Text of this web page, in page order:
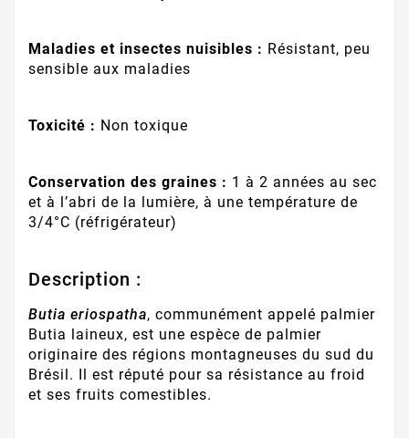
Maladies et insectes nuisibles : Résistant, peu
sensible aux maladies
Toxicité : Non toxique
Conservation des graines : 1 à 2 années au sec
et à l’abri de la lumière, à une température de
3/4°C (réfrigérateur)
Description :
Butia eriospatha, communément appelé palmier
Butia laineux, est une espèce de palmier
originaire des régions montagneuses du sud du
Brésil. Il est réputé pour sa résistance au froid
et ses fruits comestibles.